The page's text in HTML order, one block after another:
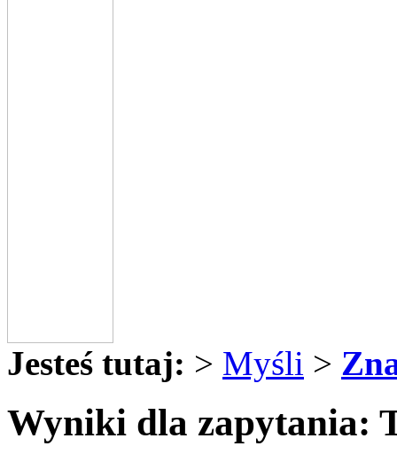
Jesteś tutaj: > Myśli >
Wyniki dla zapytania: